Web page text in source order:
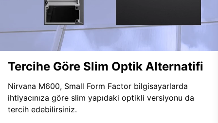
Tercihe Göre Slim Optik Alternatifi
Nirvana M600, Small Form Factor bilgisayarlarda
ihtiyacınıza göre slim yapıdaki optikli versiyonu da
tercih edebilirsiniz.